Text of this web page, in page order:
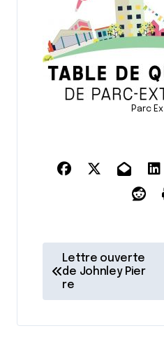
Parc Ex
v
i
Lettre ouverte
de Johnley Pier
re